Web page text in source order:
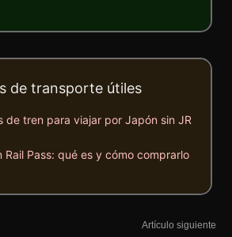
de transporte útiles
de tren para viajar por Japón sin JR
Rail Pass: qué es y cómo comprarlo
Artículo siguiente